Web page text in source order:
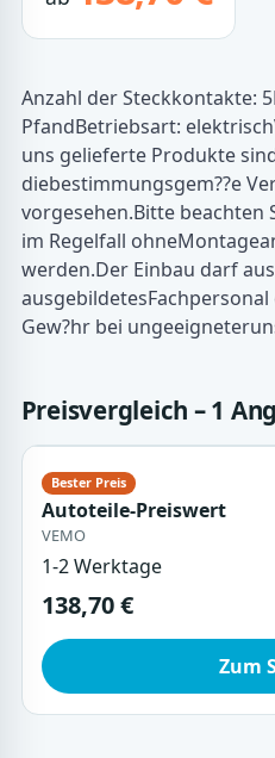
Anzahl der Steckkontakte:
PfandBetriebsart:
uns gelieferte Produkte
diebestimmungsgem??e
vorgesehen.Bitte beachten
im Regelfall
werden.Der Einbau darf
Gew?hr bei
Preisvergleich – 1
Autoteile-Preiswert
VEMO
1-2 Werktage
138,70 €
Zum